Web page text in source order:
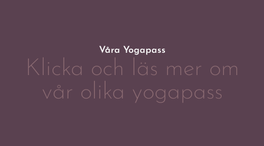
Våra Yogapass
Klicka och läs mer om
vår olika yogapass